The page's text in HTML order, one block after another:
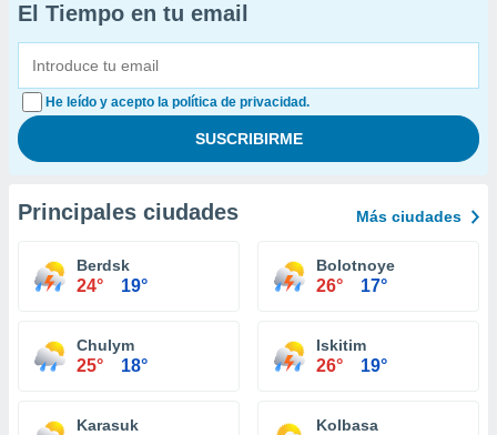
El Tiempo en tu email
He leído y acepto la política de privacidad.
Principales ciudades Más ciudades
Berdsk
24° 19°
Bolotnoye
26° 17°
Chulym
25° 18°
Iskitim
26° 19°
Karasuk Kolbasa